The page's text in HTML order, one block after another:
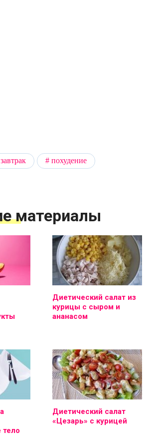
завтрак
похудение
материалы
Диетический салат из
курицы с сыром и
ананасом
тело
Диетический салат
«Цезарь» с курицей